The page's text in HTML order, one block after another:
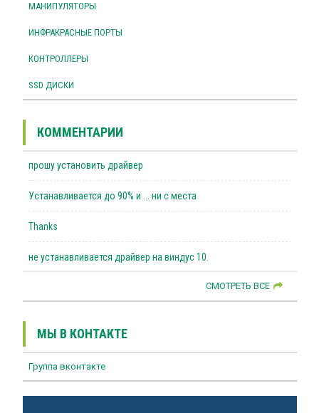
МАНИПУЛЯТОРЫ
ИНФРАКРАСНЫЕ ПОРТЫ
КОНТРОЛЛЕРЫ
SSD ДИСКИ
КОММЕНТАРИИ
прошу установить драйвер
Устанавливается до 90% и ... ни с места
Thanks
не устанавливается драйвер на виндус 10.
СМОТРЕТЬ ВСЕ
МЫ В КОНТАКТЕ
Группа вконтакте